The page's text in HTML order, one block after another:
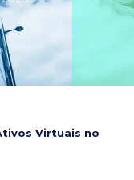
Virtuais no